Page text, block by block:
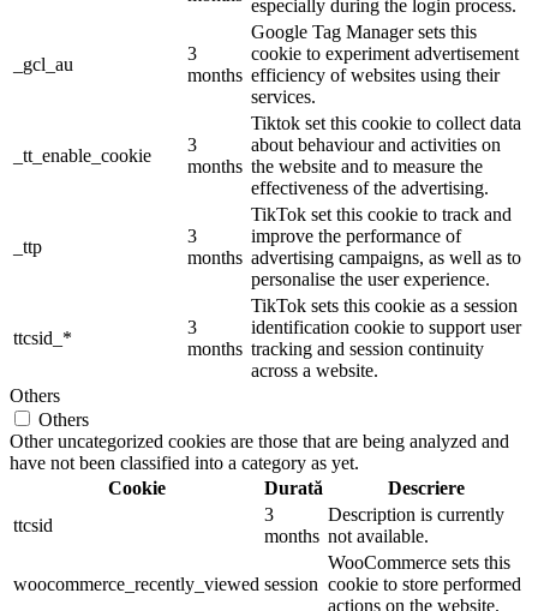
especially during the login process.
_gcl_au
3
months
Google Tag Manager sets this
cookie to experiment advertisement
efficiency of websites using their
services.
_tt_enable_cookie
3
months
Tiktok set this cookie to collect data
about behaviour and activities on
the website and to measure the
effectiveness of the advertising.
_ttp
3
months
TikTok set this cookie to track and
improve the performance of
advertising campaigns, as well as to
personalise the user experience.
ttcsid_*
3
months
TikTok sets this cookie as a session
identification cookie to support user
tracking and session continuity
across a website.
Others
Others
Other uncategorized cookies are those that are being analyzed and
have not been classified into a category as yet.
Cookie
Durată
Descriere
ttcsid
3
months
Description is currently
not available.
woocommerce_recently_viewed session
WooCommerce sets this
cookie to store performed
actions on the website.